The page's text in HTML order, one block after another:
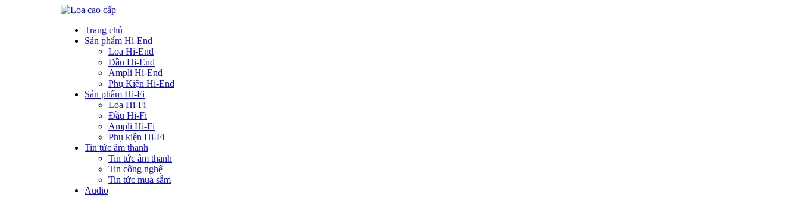
Trang chủ
Sản phẩm Hi-End
Loa Hi-End
Đầu Hi-End
Ampli Hi-End
Phụ Kiện Hi-End
Sản phẩm Hi-Fi
Loa Hi-Fi
Đầu Hi-Fi
Ampli Hi-Fi
Phụ kiện Hi-Fi
Tin tức âm thanh
Tin tức âm thanh
Tin công nghệ
Tin tức mua sắm
Audio